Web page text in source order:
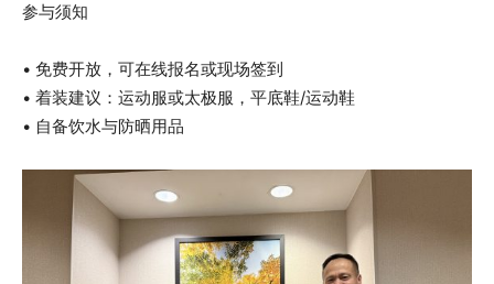
参与须知
• 免费开放，可在线报名或现场签到
• 着装建议：运动服或太极服，平底鞋/运动鞋
• 自备饮水与防晒用品